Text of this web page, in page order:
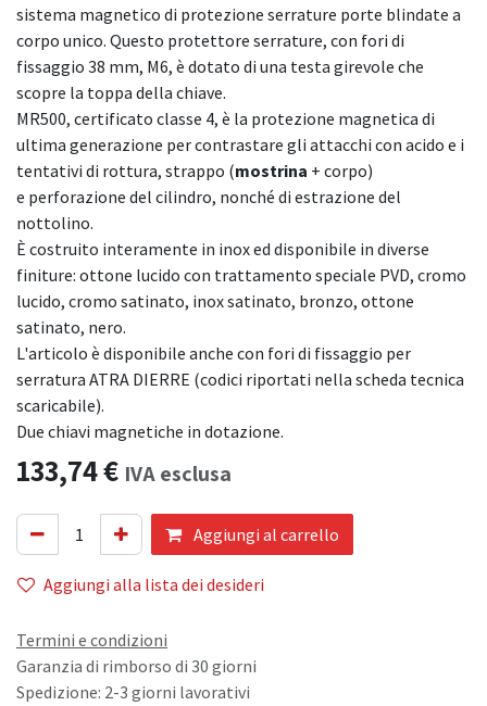
sistema magnetico di protezione serrature porte blindate a
corpo unico. Questo protettore serrature, con fori di
fissaggio 38 mm, M6, è dotato di una testa girevole che
scopre la toppa della chiave.
MR500, certificato classe 4, è la protezione magnetica di
ultima generazione per contrastare gli attacchi con acido e i
tentativi di rottura, strappo (mostrina + corpo)
e perforazione del cilindro, nonché di estrazione del
nottolino.
È costruito interamente in inox ed disponibile in diverse
finiture: ottone lucido con trattamento speciale PVD, cromo
lucido, cromo satinato, inox satinato, bronzo, ottone
satinato, nero.
L'articolo è disponibile anche con fori di fissaggio per
serratura ATRA DIERRE (codici riportati nella scheda tecnica
scaricabile).
Due chiavi magnetiche in dotazione.
133,74€ IVA esclusa
Aggiungi al carrello
Aggiungi alla lista dei desideri
Termini e condizioni
Garanzia di rimborso di 30 giorni
Spedizione: 2-3 giorni lavorativi